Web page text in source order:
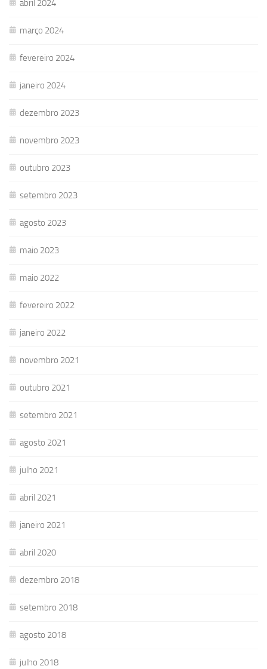
abril 2024
março 2024
fevereiro 2024
janeiro 2024
dezembro 2023
novembro 2023
outubro 2023
setembro 2023
agosto 2023
maio 2023
maio 2022
fevereiro 2022
janeiro 2022
novembro 2021
outubro 2021
setembro 2021
agosto 2021
julho 2021
abril 2021
janeiro 2021
abril 2020
dezembro 2018
setembro 2018
agosto 2018
julho 2018